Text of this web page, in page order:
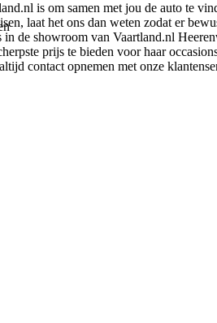
is om samen met jou de auto te
laat het ons dan weten zodat er
in de showroom van Vaartland.nl
prijs te bieden voor haar
contact opnemen met onze